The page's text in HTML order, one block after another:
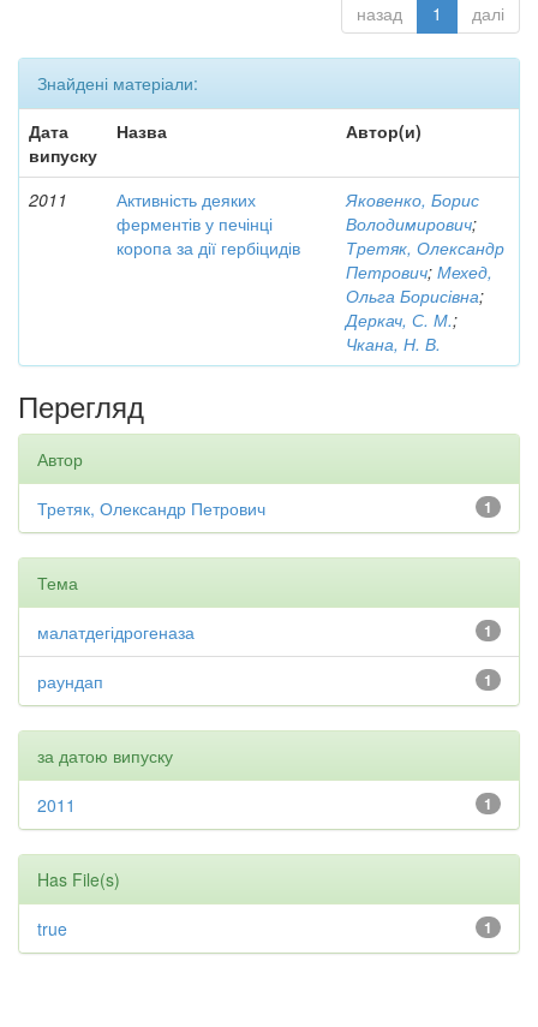
назад 1 далі
Знайдені матеріали:
Дата
випуску
Назва Автор(и)
2011
Активність деяких
ферментів у печінці
коропа за дії гербіцидів
Яковенко, Борис
Володимирович;
Третяк, Олександр
Петрович; Мехед,
Ольга Борисівна;
Деркач, С. М.;
Чкана, Н. В.
Перегляд
Автор
1
Третяк, Олександр Петрович
Тема
1
малатдегідрогеназа
1
раундап
за датою випуску
1
2011
Has File(s)
1
true